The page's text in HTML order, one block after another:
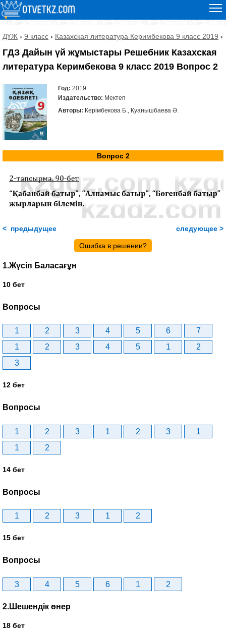
ДҮЖ › 9 класс › Казахская литература Керимбекова 9 класс 2019 ›
ГДЗ Дайын үй жұмыстары Решебник Казахская
литература Керимбекова 9 класс 2019 Вопрос 2
Год: 2019
Издательство: Мектеп
Авторы: Керімбекова Б., Қуанышбаева Ә.
Вопрос 2
< предыдущее следующее >
Ошибка в решении?
1.Жүсіп Баласағұн
10 бет
Вопросы
1 2 3 4 5 6
7
1
2 3 4 5 1
2
3
12 бет
Вопросы
1 2 3 1 2 3
1
1
2
14 бет
Вопросы
1 2 3 1 2
15 бет
Вопросы
3 4 5 6 1 2
2.Шешендік өнер
18 бет